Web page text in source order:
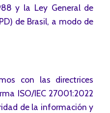
y la Ley General de
de Brasil, a modo de
con las directrices
ISO/IEC 27001:2022
de la información y